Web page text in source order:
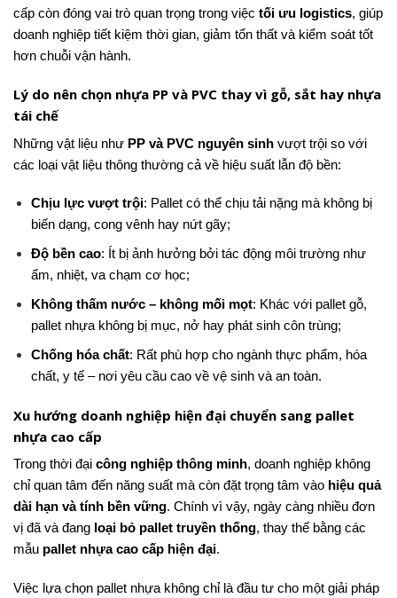
cấp còn đóng vai trò quan trọng trong việc tối ưu logistics, giúp
doanh nghiệp tiết kiệm thời gian, giảm tổn thất và kiểm soát tốt
hơn chuỗi vận hành.
Lý do nên chọn nhựa PP và PVC thay vì gỗ, sắt hay nhựa
tái chế
Những vật liệu như PP và PVC nguyên sinh vượt trội so với
các loại vật liệu thông thường cả về hiệu suất lẫn độ bền:
Chịu lực vượt trội: Pallet có thể chịu tải nặng mà không bị
biến dạng, cong vênh hay nứt gãy;
Độ bền cao: Ít bị ảnh hưởng bởi tác động môi trường như
ẩm, nhiệt, va chạm cơ học;
Không thấm nước – không mối mọt: Khác với pallet gỗ,
pallet nhựa không bị mục, nở hay phát sinh côn trùng;
Chống hóa chất: Rất phù hợp cho ngành thực phẩm, hóa
chất, y tế – nơi yêu cầu cao về vệ sinh và an toàn.
Xu hướng doanh nghiệp hiện đại chuyển sang pallet
nhựa cao cấp
Trong thời đại công nghiệp thông minh, doanh nghiệp không
chỉ quan tâm đến năng suất mà còn đặt trọng tâm vào hiệu quả
dài hạn và tính bền vững. Chính vì vậy, ngày càng nhiều đơn
vị đã và đang loại bỏ pallet truyền thống, thay thế bằng các
mẫu pallet nhựa cao cấp hiện đại.
Việc lựa chọn pallet nhựa không chỉ là đầu tư cho một giải pháp